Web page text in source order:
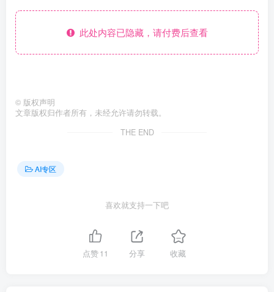
此处内容已隐藏，请付费后查看
© 版权声明
文章版权归作者所有，未经允许请勿转载。
THE END
AI专区
喜欢就支持一下吧
点赞11 分享 收藏